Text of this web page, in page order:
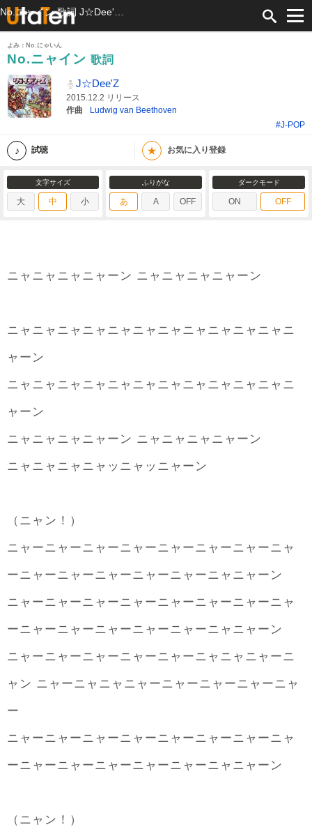
よみ：No.にゃいん
No.ニャイン 歌詞
J☆Dee'Z
2015.12.2 リリース
作曲
Ludwig van Beethoven
#J-POP
試聴 ★ お気に入り登録
文字サイズ
大 中 小
ふりがな
あ A OFF
ダークモード
ON OFF
ニャニャニャニャーン ニャニャニャニャーン
ニャニャニャニャニャニャニャニャニャニャニャニ
ャーン
ニャニャニャニャニャニャニャニャニャニャニャニ
ャーン
ニャニャニャニャーン ニャニャニャニャーン
ニャニャニャニャッニャッニャーン
（ニャン！）
ニャーニャーニャーニャーニャーニャーニャーニャ
ーニャーニャーニャーニャーニャーニャニャーン
ニャーニャーニャーニャーニャーニャーニャーニャ
ーニャーニャーニャーニャーニャーニャニャーン
ニャーニャーニャーニャーニャーニャニャニャーニ
ャン ニャーニャニャニャーニャーニャーニャーニャ
ー
ニャーニャーニャーニャーニャーニャーニャーニャ
ーニャーニャーニャーニャーニャーニャニャーン
（ニャン！）